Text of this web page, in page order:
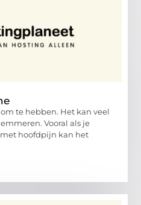
te hebben. Het kan veel
Vooral als je
hoofdpijn kan het